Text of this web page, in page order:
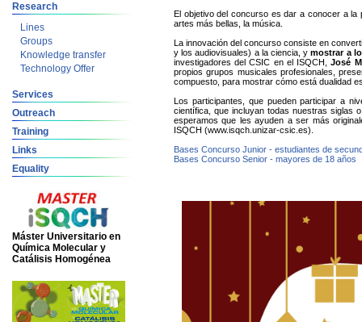
Research
Lines
Groups
Knowledge transfer
Technology Offer
Services
Outreach
Training
Links
Equality
Máster Universitario en
Química Molecular y
Catálisis Homogénea
El objetivo del concurso es dar a conocer a
artes más bellas, la música.
La innovación del concurso consiste en
y los audiovisuales) a la ciencia, ymostrar a
investigadores del CSIC en el ISQCH,José
propios grupos musicales profesionales,
compuesto, para mostrar cómo está dualidad
Los participantes, que pueden participar a
científica, que incluyan todas nuestras siglas
esperamos que les ayuden a ser más
ISQCH (www.isqch.unizar-csic.es).
Bases Concurso Junior - estudiantes de
Bases Concurso Senior - mayores de 18 años